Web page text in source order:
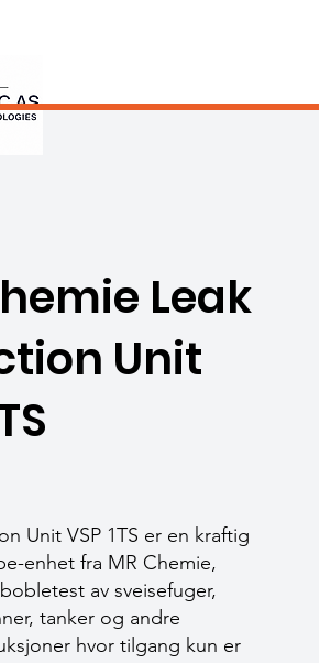
Leak
Unit
Unit VSP 1TS er en kraftig
enhet fra MR Chemie,
av sveise­fuger,
tanker og andre
hvor tilgang kun er